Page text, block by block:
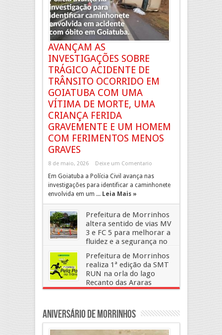
AVANÇAM AS
INVESTIGAÇÕES SOBRE
TRÁGICO ACIDENTE DE
TRÂNSITO OCORRIDO EM
GOIATUBA COM UMA
VÍTIMA DE MORTE, UMA
CRIANÇA FERIDA
GRAVEMENTE E UM HOMEM
COM FERIMENTOS MENOS
GRAVES
8 de maio, 2026 Deixe um Comentario
Em Goiatuba a Polícia Civil avança nas
investigações para identificar a caminhonete
envolvida em um ... Leia Mais »
Prefeitura de Morrinhos
altera sentido de vias MV
3 e FC 5 para melhorar a
fluidez e a segurança no
trânsito
31 de dezembro, 2025 Deixe um Comentario
Prefeitura de Morrinhos
realiza 1ª edição da SMT
RUN na orla do lago
Recanto das Araras
Aniversário de Morrinhos